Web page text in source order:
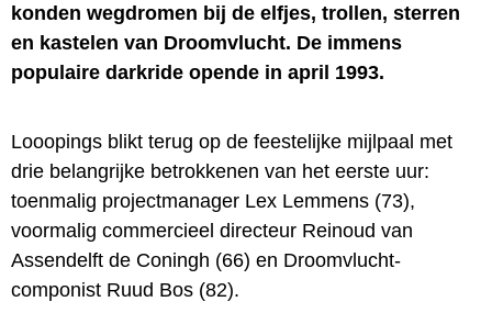
konden wegdromen bij de elfjes, trollen, sterren
en kastelen van Droomvlucht. De immens
populaire darkride opende in april 1993.
Looopings blikt terug op de feestelijke mijlpaal met
drie belangrijke betrokkenen van het eerste uur:
toenmalig projectmanager Lex Lemmens (73),
voormalig commercieel directeur Reinoud van
Assendelft de Coningh (66) en Droomvlucht-
componist Ruud Bos (82).